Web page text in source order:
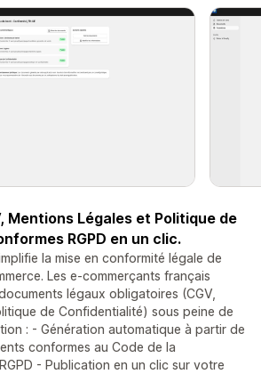
Mentions Légales et Politique de
RGPD en un clic.
la mise en conformité légale de
Les e-commerçants français
légaux obligatoires (CGV,
de Confidentialité) sous peine de
: - Génération automatique à partir de
conformes au Code de la
- Publication en un clic sur votre